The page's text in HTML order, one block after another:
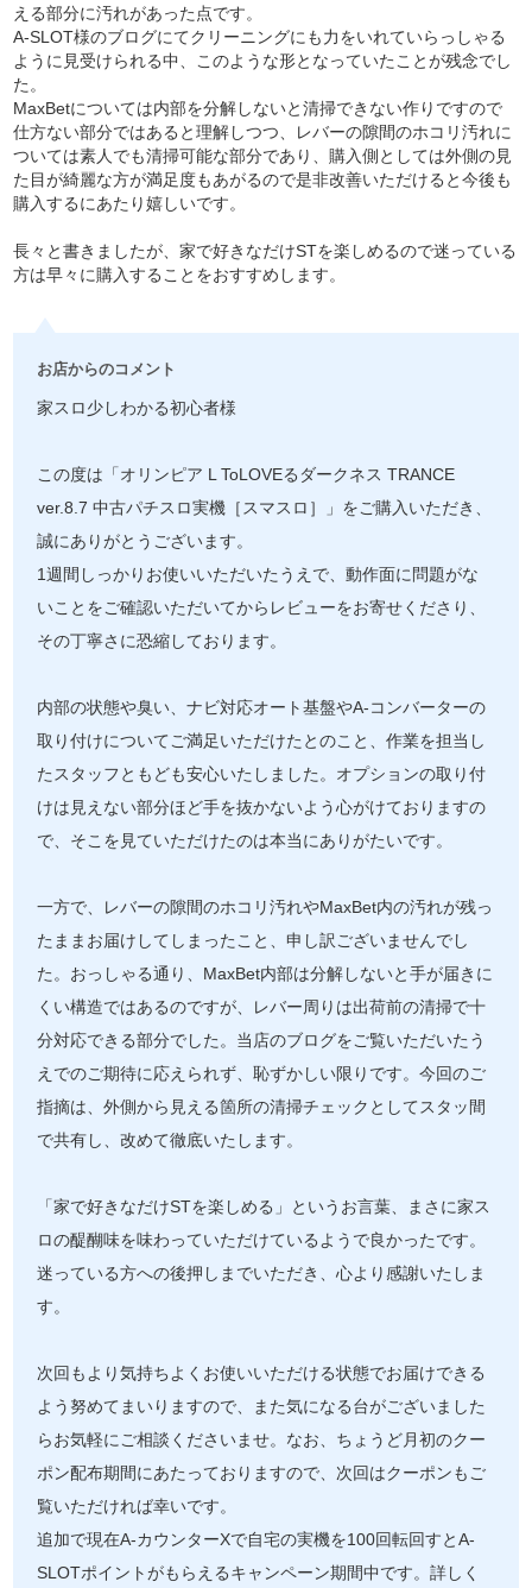
える部分に汚れがあった点です。
A-SLOT様のブログにてクリーニングにも力をいれていらっしゃる
ように見受けられる中、このような形となっていたことが残念でし
た。
MaxBetについては内部を分解しないと清掃できない作りですので
仕方ない部分ではあると理解しつつ、レバーの隙間のホコリ汚れに
ついては素人でも清掃可能な部分であり、購入側としては外側の見
た目が綺麗な方が満足度もあがるので是非改善いただけると今後も
購入するにあたり嬉しいです。
長々と書きましたが、家で好きなだけSTを楽しめるので迷っている
方は早々に購入することをおすすめします。
お店からのコメント
家スロ少しわかる初心者様
この度は「オリンピア L ToLOVEるダークネス TRANCE
ver.8.7 中古パチスロ実機［スマスロ］」をご購入いただき、
誠にありがとうございます。
1週間しっかりお使いいただいたうえで、動作面に問題がな
いことをご確認いただいてからレビューをお寄せくださり、
その丁寧さに恐縮しております。
内部の状態や臭い、ナビ対応オート基盤やA-コンバーターの
取り付けについてご満足いただけたとのこと、作業を担当し
たスタッフともども安心いたしました。オプションの取り付
けは見えない部分ほど手を抜かないよう心がけておりますの
で、そこを見ていただけたのは本当にありがたいです。
一方で、レバーの隙間のホコリ汚れやMaxBet内の汚れが残っ
たままお届けしてしまったこと、申し訳ございませんでし
た。おっしゃる通り、MaxBet内部は分解しないと手が届きに
くい構造ではあるのですが、レバー周りは出荷前の清掃で十
分対応できる部分でした。当店のブログをご覧いただいたう
えでのご期待に応えられず、恥ずかしい限りです。今回のご
指摘は、外側から見える箇所の清掃チェックとしてスタッ間
で共有し、改めて徹底いたします。
「家で好きなだけSTを楽しめる」というお言葉、まさに家ス
ロの醍醐味を味わっていただけているようで良かったです。
迷っている方への後押しまでいただき、心より感謝いたしま
す。
次回もより気持ちよくお使いいただける状態でお届けできる
よう努めてまいりますので、また気になる台がございました
らお気軽にご相談くださいませ。なお、ちょうど月初のクー
ポン配布期間にあたっておりますので、次回はクーポンもご
覧いただければ幸いです。
追加で現在A-カウンターXで自宅の実機を100回転回すとA-
SLOTポイントがもらえるキャンペーン期間中です。詳しく